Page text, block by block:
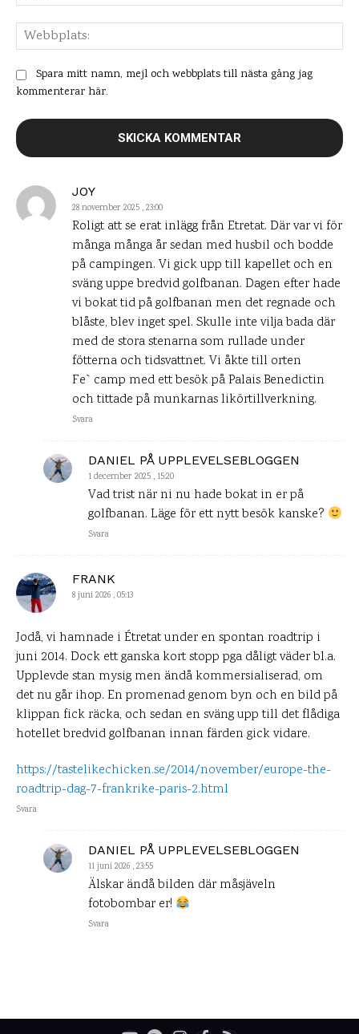
JOY
28 november 2025 , 23:00
Roligt att se erat inlägg från Etretat. Där var vi för
många många år sedan med husbil och bodde
på campingen. Vi gick upp till kapellet och en
sväng uppe bredvid golfbanan. Dagen efter hade
vi bokat tid på golfbanan men det regnade och
blåste, blev inget spel. Skulle inte vilja bada där
med de stora stenarna som rullade under
fötterna och tidsvattnet. Vi åkte till orten
Fe`camp med ett besök på Palais Benedictin
och tittade på munkarnas likörtillverkning.
Svara
DANIEL PÅ UPPLEVELSEBLOGGEN
1 december 2025 , 15:20
Vad trist när ni nu hade bokat in er på
golfbanan. Läge för ett nytt besök kanske?
Svara
FRANK
8 juni 2026 , 05:13
Jodå, vi hamnade i Étretat under en spontan roadtrip i
juni 2014. Dock ett ganska kort stopp pga dåligt väder bl.a.
Upplevde stan mysig men ändå kommersialiserad, om
det nu går ihop. En promenad genom byn och en bild på
klippan fick räcka, och sedan en sväng upp till det flådiga
hotellet bredvid golfbanan innan färden gick vidare.
https://tastelikechicken.se/2014/november/europe-the-
roadtrip-dag-7-frankrike-paris-2.html
Svara
DANIEL PÅ UPPLEVELSEBLOGGEN
11 juni 2026 , 23:55
Älskar ändå bilden där måsjäveln
fotobombar er!
Svara
Spara mitt namn, mejl och webbplats till nästa gång jag
kommenterar här.